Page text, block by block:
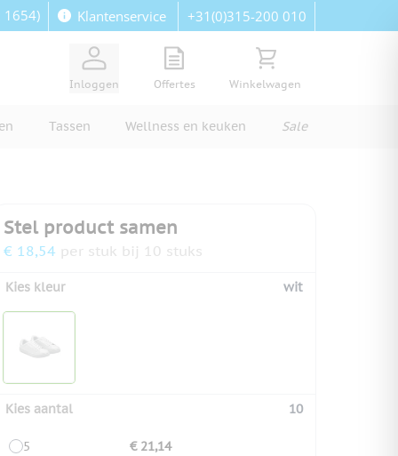
1654) Klantenservice +31(0)315-200 010
Inloggen
View quote, Quote is empty
Offertes
Bekijk winkelwagen,
Winkelwagen
Tassen Wellness en keuken Sale
Stel product samen
€ 18,54 per stuk bij 10 stuks
Kies kleur wit
Kies aantal 10
5
€ 21,14